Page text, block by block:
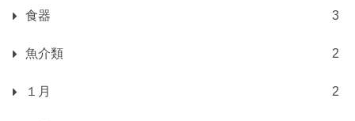
食器 3
魚介類 2
１月 2